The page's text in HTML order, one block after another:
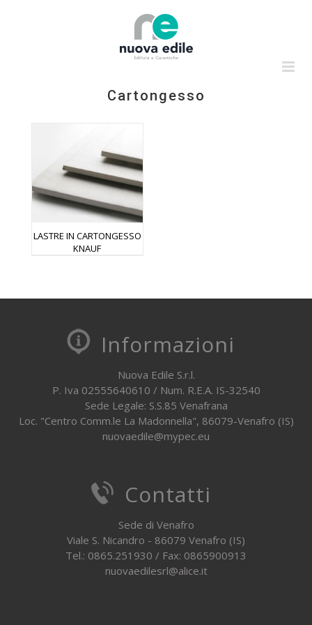
Cartongesso
LASTRE IN CARTONGESSO
KNAUF
Informazioni
Nuova Edile S.r.l.
P. Iva 02555640610 / Num. R.E.A. IS-32540
Sede Legale: S.S.85 Venafrana
Loc. "Centro Comm.le La Madonnella", 86079-Venafro (IS)
nuovaedile@mypec.eu
Contatti
Sede di Venafro
Viale S. Nicandro - 86079 Venafro (IS)
Tel.: 0865.251930 / Fax: 0865900913
nuovaedilesrl@alice.it